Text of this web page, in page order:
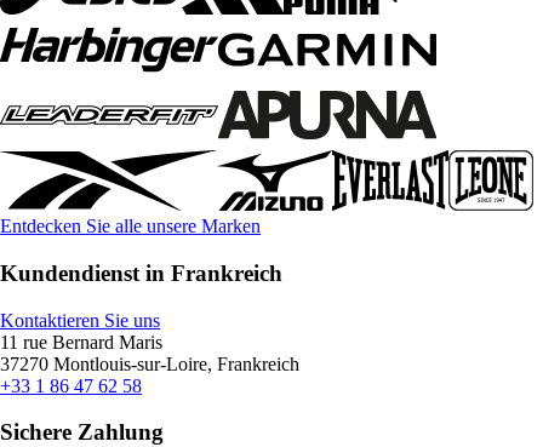
Entdecken Sie alle unsere Marken
Kundendienst in Frankreich
Kontaktieren Sie uns
11 rue Bernard Maris
37270 Montlouis-sur-Loire, Frankreich
+33 1 86 47 62 58
Sichere Zahlung